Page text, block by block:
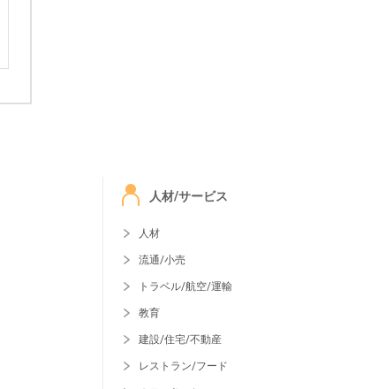
人材/サービス
人材
流通/小売
トラベル/航空/運輸
教育
建設/住宅/不動産
レストラン/フード